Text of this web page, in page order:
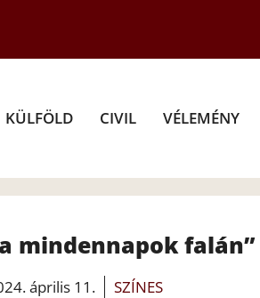
KÜLFÖLD CIVIL VÉLEMÉNY
mindennapok falán”
április 11. SZÍNES